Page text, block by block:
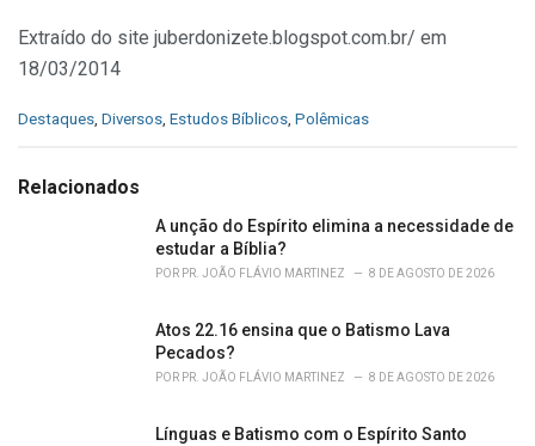
Extraído do site juberdonizete.blogspot.com.br/ em
18/03/2014
C
e
Destaques Diversos Estudos Bíblicos Polêmicas
Relacionados
A unção do Espírito elimina a necessidade de
estudar a Bíblia?
POR PR. JOÃO FLÁVIO MARTINEZ 8 DE AGOSTO DE 2026
Atos 22.16 ensina que o Batismo Lava
Pecados?
POR PR. JOÃO FLÁVIO MARTINEZ 8 DE AGOSTO DE 2026
Línguas e Batismo com o Espírito Santo